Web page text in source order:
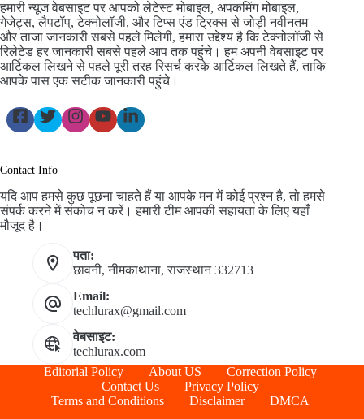
हमारी न्यूज वेबसाइट पर आपको लेटेस्ट मोबाइल, अपकमिंग मोबाइल,
गेजेट्स, लैपटॉप्, टेक्नोलॉजी, और टिप्स एंड ट्रिक्स से जोड़ी नवीनतम
और ताजा जानकारी सबसे पहले मिलेगी, हमारा उद्देश्य है कि टेक्नोलॉजी से
रिलेटेड हर जानकारी सबसे पहले आप तक पहुंचे। हम अपनी वेबसाइट पर
आर्टिकल लिखने से पहले पूरी तरह रिसर्च करके आर्टिकल लिखते हैं, ताकि
आपके पास एक सटीक जानकारी पहुंचे।
Contact Info
यदि आप हमसे कुछ पूछना चाहते हैं या आपके मन में कोई प्रश्न है, तो हमसे
संपर्क करने में संकोच न करें। हमारी टीम आपकी सहायता के लिए यहाँ
मौजूद है।
पता:
छावनी, नीमकाथाना, राजस्थान 332713
Email:
techlurax@gmail.com
वेबसाइट:
techlurax.com
Editorial Policy
About US
Correction Policy
Contact Us
Privacy Policy
Terms and Conditions
Disclaimer DMCA